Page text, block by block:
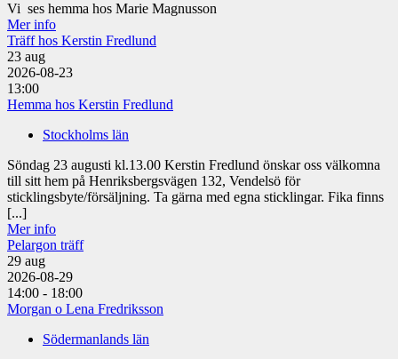
Vi ses hemma hos Marie Magnusson
Mer info
Träff hos Kerstin Fredlund
23 aug
2026-08-23
13:00
Hemma hos Kerstin Fredlund
Stockholms län
Söndag 23 augusti kl.13.00 Kerstin Fredlund önskar oss välkomna
till sitt hem på Henriksbergsvägen 132, Vendelsö för
sticklingsbyte/försäljning. Ta gärna med egna sticklingar. Fika finns
[...]
Mer info
Pelargon träff
29 aug
2026-08-29
14:00 - 18:00
Morgan o Lena Fredriksson
Södermanlands län